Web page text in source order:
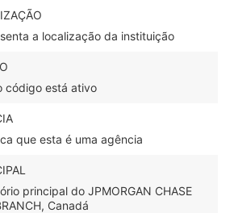
a localização da instituição
código está ativo
que esta é uma agência
principal do JPMORGAN CHASE
Canadá